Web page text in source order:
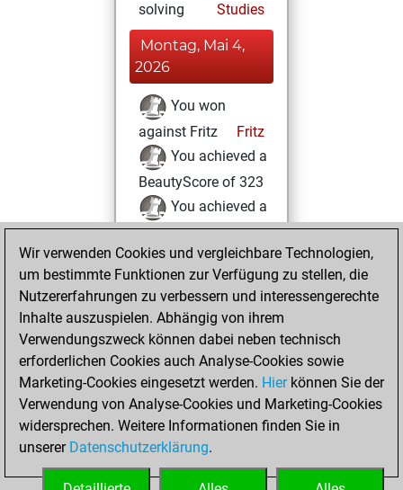
solving
Studies
Montag, Mai 4,
2026
You won
against Fritz
Fritz
You achieved a
BeautyScore of 323
You achieved a
new Elo of 1850
Samstag, Mai 7,
2022
You created
your Studies account
Studies
Sonntag,
März 14, 2021
You created
your Fritz account
Wir verwenden Cookies und vergleichbare Technologien,
um bestimmte Funktionen zur Verfügung zu stellen, die
Nutzererfahrungen zu verbessern und interessengerechte
Inhalte auszuspielen. Abhängig von ihrem
Verwendungszweck können dabei neben technisch
erforderlichen Cookies auch Analyse-Cookies sowie
Marketing-Cookies eingesetzt werden. Hierkönnen Sie der
Verwendung von Analyse-Cookies und Marketing-Cookies
widersprechen. Weitere Informationen finden Sie in
unserer Datenschutzerklärung.